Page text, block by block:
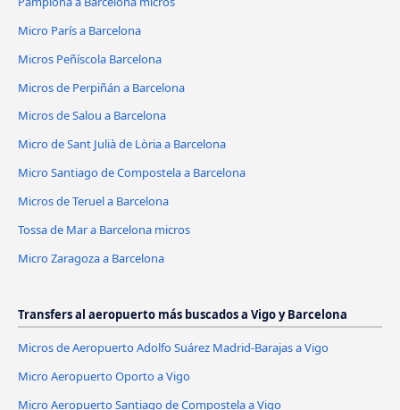
Micro París a Barcelona
Micros Peñíscola Barcelona
Micros de Perpiñán a Barcelona
Micros de Salou a Barcelona
Micro de Sant Julià de Lòria a Barcelona
Micro Santiago de Compostela a Barcelona
Micros de Teruel a Barcelona
Tossa de Mar a Barcelona micros
Micro Zaragoza a Barcelona
Transfers al aeropuerto más buscados a Vigo y Barcelona
Micros de Aeropuerto Adolfo Suárez Madrid-Barajas a Vigo
Micro Aeropuerto Oporto a Vigo
Micro Aeropuerto Santiago de Compostela a Vigo